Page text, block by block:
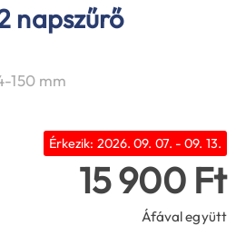
napszűrő
150 mm
Érkezik: 2026. 09. 07. - 09. 13.
15 900 Ft
Áfával együtt